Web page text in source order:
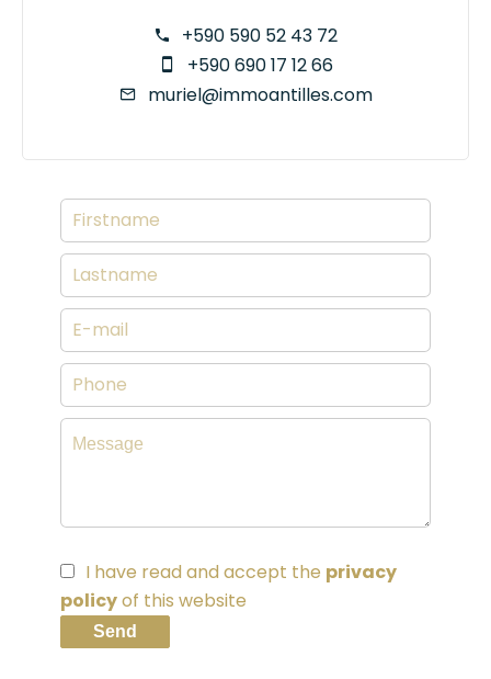
+590 590 52 43 72
+590 690 17 12 66
muriel@immoantilles.com
I have read and accept the privacy
policyof this website
Send